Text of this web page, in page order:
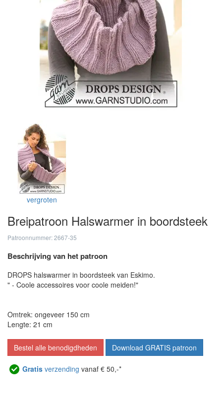
vergroten
Breipatroon Halswarmer in boordsteek
Patroonnummer: 2667-35
Beschrijving van het patroon
DROPS halswarmer in boordsteek van Eskimo.
" - Coole accessoires voor coole meiden!"
Omtrek: ongeveer 150 cm
Lengte: 21 cm
Bestel alle benodigdheden Download GRATIS patroon
Gratis verzending vanaf € 50,-*